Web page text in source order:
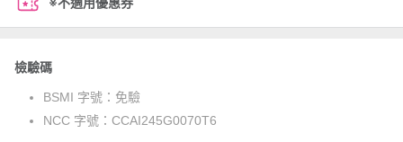
檢驗碼
BSMI 字號： 免驗
NCC 字號： CCAI245G0070T6